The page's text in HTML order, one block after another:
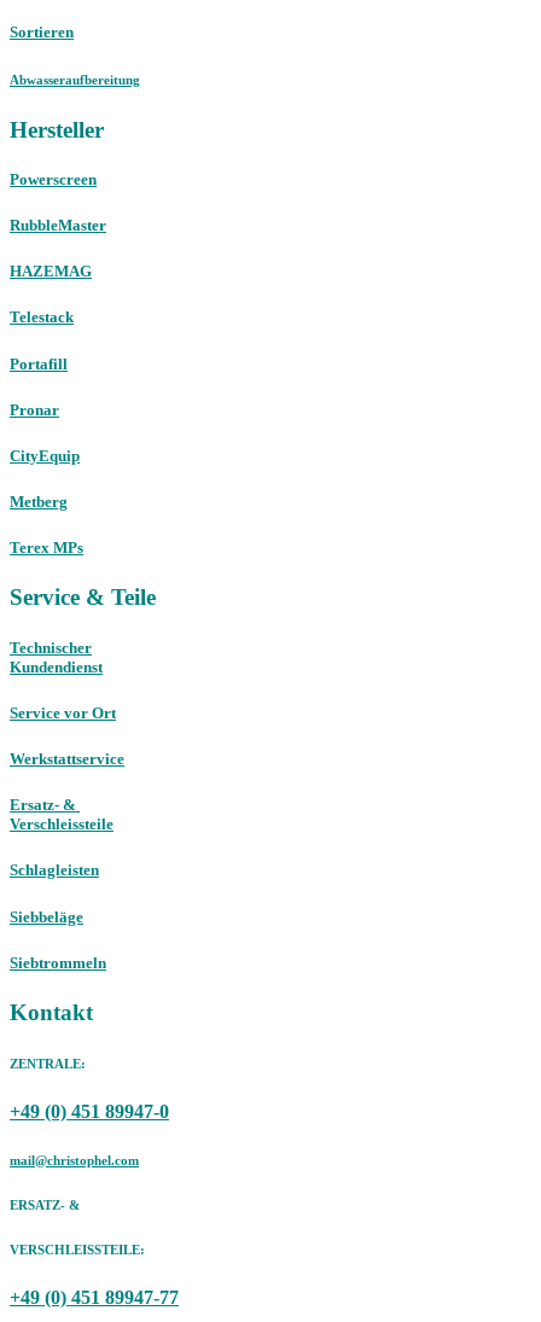
Sortieren
Abwasseraufbereitung
Hersteller
Powerscreen
RubbleMaster
HAZEMAG
Telestack
Portafill
Pronar
CityEquip
Metberg
Terex MPs
Service & Teile
Technischer
Kundendienst
Service vor Ort
Werkstattservice
Ersatz- &
Verschleissteile
Schlagleisten
Siebbeläge
Siebtrommeln
Kontakt
ZENTRALE:
+49 (0) 451 89947-0
mail@christophel.com
ERSATZ- &
VERSCHLEISSTEILE:
+49 (0) 451 89947-77